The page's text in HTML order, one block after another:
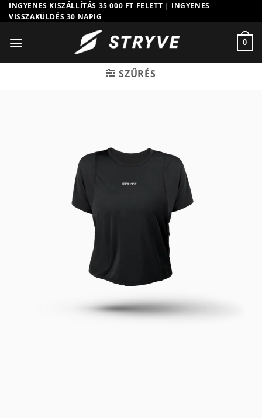
Skip
to
INGYENES KISZÁLLÍTÁS 35 000 FT FELETT | INGYENES
VISSZAKÜLDÉS 30 NAPIG
0
SZŰRÉS